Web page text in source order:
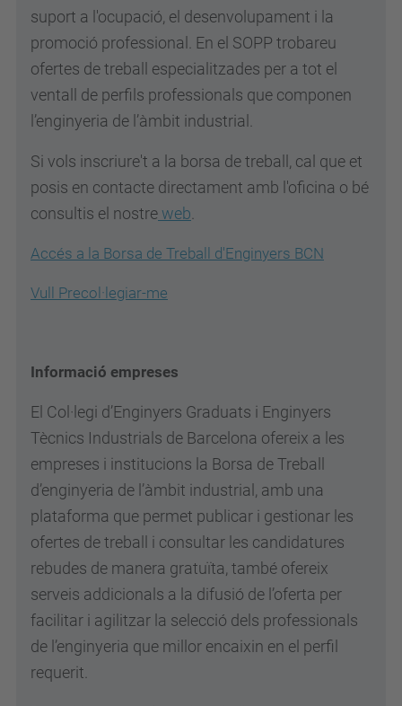
suport a l'ocupació, el desenvolupament i la
promoció professional. En el SOPP trobareu
ofertes de treball especialitzades per a tot el
ventall de perfils professionals que componen
l’enginyeria de l’àmbit industrial.
Si vols inscriure't a la borsa de treball, cal que et
posis en contacte directament amb l'oficina o bé
consultis el nostre web
Accés a la Borsa de Treball d'Enginyers BCN
Vull Precol·legiar-me
Informació empreses
El Col·legi d’Enginyers Graduats i Enginyers
Tècnics Industrials de Barcelona ofereix a les
empreses i institucions la Borsa de Treball
d’enginyeria de l’àmbit industrial, amb una
plataforma que permet publicar i gestionar les
ofertes de treball i consultar les candidatures
rebudes de manera gratuïta, també ofereix
serveis addicionals a la difusió de l’oferta per
facilitar i agilitzar la selecció dels professionals
de l’enginyeria que millor encaixin en el perfil
requerit.